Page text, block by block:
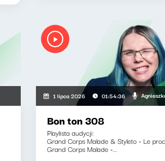
1 lipca 2026 01:54:36
Bon ton 308
Playlista audycji:
Grand Corps Malade & Styleto - Le
Grand Corps Malade -...